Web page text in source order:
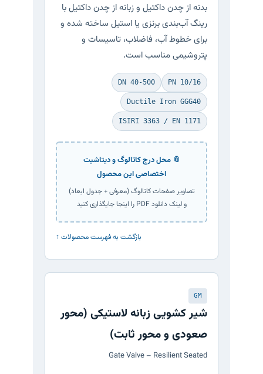
بدنه از چدن داکتیل و زبانه از چدن داکتیل با
رینگ آب‌بندی برنزی یا استیل ساخته شده و
برای خطوط آب، فاضلاب، تاسیسات و
پتروشیمی مناسب است.
PN 10/16
DN 40-500
Ductile Iron GGG40
ISIRI 3363 / EN 1171
📎 محل درج کاتالوگ و دیتاشیت
اختصاصی این محصول
تصاویر صفحات کاتالوگ (معرفی + جدول ابعاد)
و لینک دانلود PDF را اینجا جایگذاری کنید
↑ بازگشت به فهرست محصولات
GM
شیر کشویی زبانه لاستیکی (محور
صعودی و محور ثابت)
Gate Valve – Resilient Seated